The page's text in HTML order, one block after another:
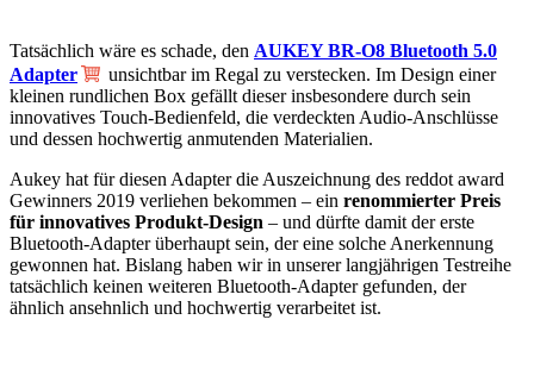
Tatsächlich wäre es schade, den AUKEY BR-O8 Bluetooth 5.0
Adapter
unsichtbar im Regal zu verstecken. Im Design einer
kleinen rundlichen Box gefällt dieser insbesondere durch sein
innovatives Touch-Bedienfeld, die verdeckten Audio-Anschlüsse
und dessen hochwertig anmutenden Materialien.
Aukey hat für diesen Adapter die Auszeichnung des reddot award
Gewinners 2019 verliehen bekommen – ein renommierter Preis
für innovatives Produkt-Design – und dürfte damit der erste
Bluetooth-Adapter überhaupt sein, der eine solche Anerkennung
gewonnen hat. Bislang haben wir in unserer langjährigen Testreihe
tatsächlich keinen weiteren Bluetooth-Adapter gefunden, der
ähnlich ansehnlich und hochwertig verarbeitet ist.